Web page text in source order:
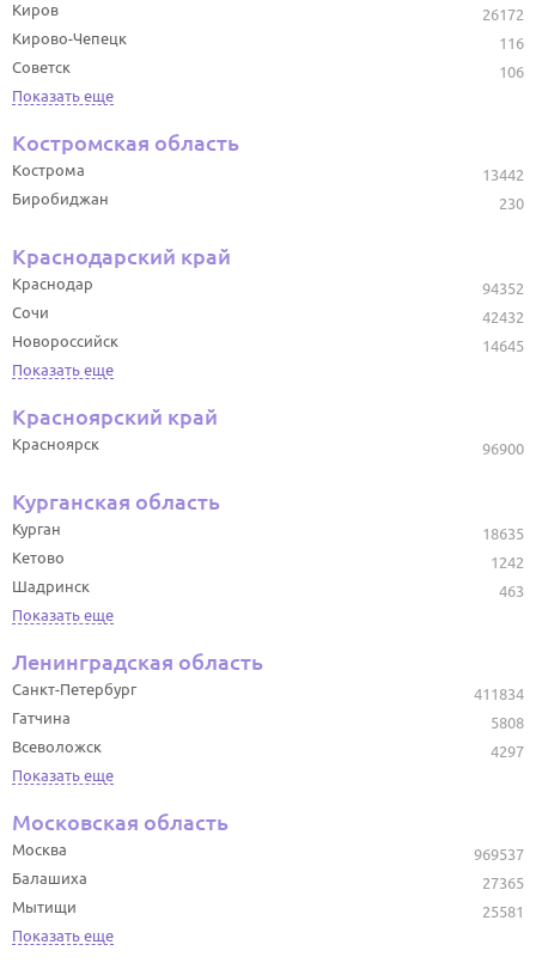
26172
Киров
116
Кирово-Чепецк
106
Советск
Показать еще
Костромская область
13442
Кострома
230
Биробиджан
Краснодарский край
94352
Краснодар
42432
Сочи
14645
Новороссийск
Показать еще
Красноярский край
96900
Красноярск
Курганская область
18635
Курган
1242
Кетово
463
Шадринск
Показать еще
Ленинградская область
411834
Санкт-Петербург
5808
Гатчина
4297
Всеволожск
Показать еще
Московская область
969537
Москва
27365
Балашиха
25581
Мытищи
Показать еще